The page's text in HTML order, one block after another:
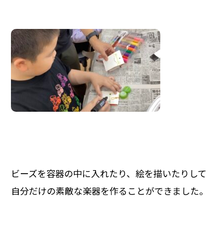
ビーズを容器の中に入れたり、絵を描いたりして
自分だけの素敵な楽器を作ることができました。